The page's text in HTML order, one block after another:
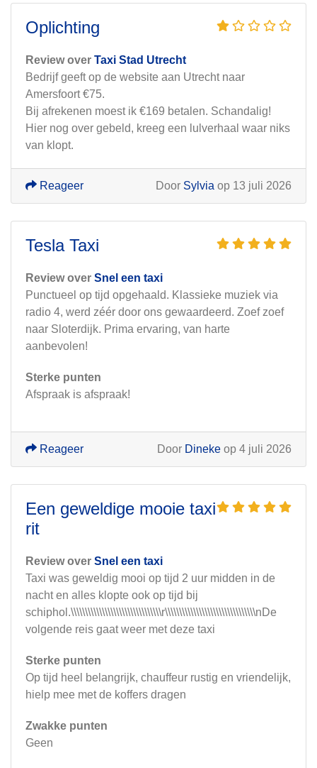
Oplichting
Review over Taxi Stad Utrecht
Bedrijf geeft op de website aan Utrecht naar
Amersfoort €75.
Bij afrekenen moest ik €169 betalen. Schandalig!
Hier nog over gebeld, kreeg een lulverhaal waar niks
van klopt.
Door Sylvia op 13 juli 2026
Reageer
Tesla Taxi
Review over Snel een taxi
Punctueel op tijd opgehaald. Klassieke muziek via
radio 4, werd zéér door ons gewaardeerd. Zoef zoef
naar Sloterdijk. Prima ervaring, van harte
aanbevolen!
Sterke punten
Afspraak is afspraak!
Door Dineke op 4 juli 2026
Reageer
Een geweldige mooie taxi
rit
Review over Snel een taxi
Taxi was geweldig mooi op tijd 2 uur midden in de
nacht en alles klopte ook op tijd bij
schiphol.\\\\\\\\\\\\\\\\\\\\\\\\\\\\\\\\r\\\\\\\\\\\\\\\\\\\\\\\\\\\\\\\\nDe
volgende reis gaat weer met deze taxi
Sterke punten
Op tijd heel belangrijk, chauffeur rustig en vriendelijk,
hielp mee met de koffers dragen
Zwakke punten
Geen